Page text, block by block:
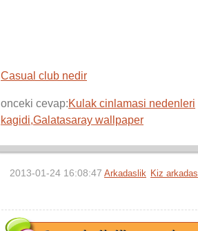
Casual club nedir
onceki cevap:Kulak cinlamasi nedenleri
kagidi,Galatasaray wallpaper
2013-01-24 16:08:47 Arkadaslik Kiz arkadas